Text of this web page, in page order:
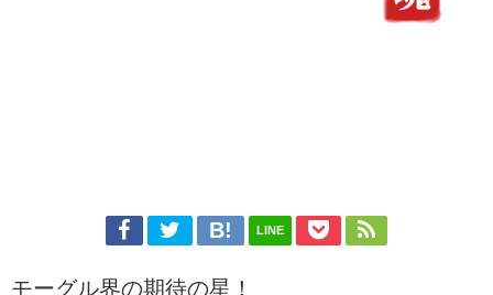
LINE
モーグル界の期待の星！